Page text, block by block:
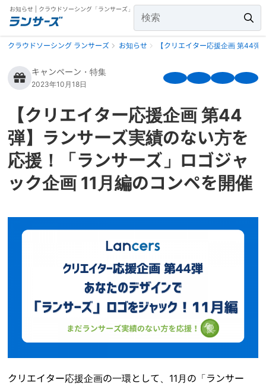
お知らせ | クラウドソーシング「ランサーズ」
クラウドソーシング ランサーズ お知らせ 【クリエイター応援企画 第44
キャンペーン・特集
2023年10月18日
【クリエイター応援企画 第44
弾】ランサーズ実績のない方を
応援！「ランサーズ」ロゴジャ
ック企画 11月編のコンペを開催
クリエイター応援企画の一環として、11月の「ランサー